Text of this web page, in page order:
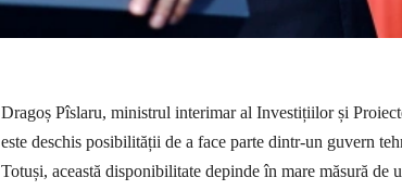
Dragoș Pîslaru, ministrul interimar al Investițiilor și
este deschis posibilității de a face parte dintr-un guvern
Totuși, această disponibilitate depinde în mare măsură